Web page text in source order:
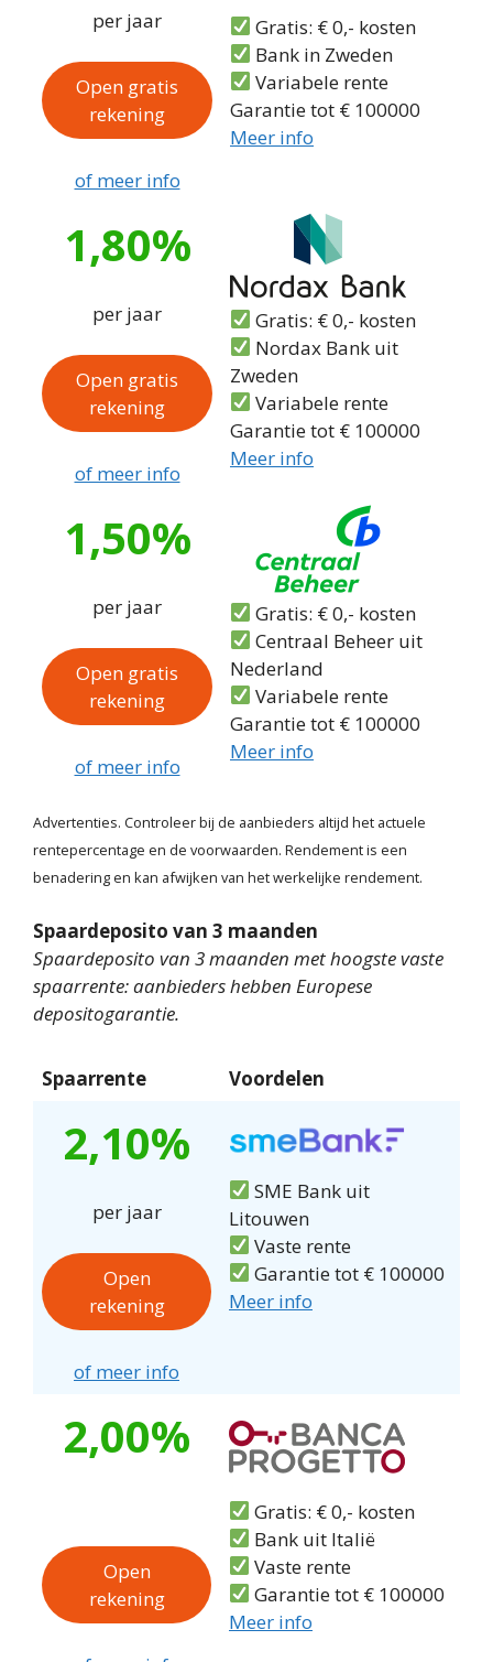
per jaar
Open gratis
rekening
of meer info
Gratis: € 0,- kosten
Bank in Zweden
Variabele rente
Garantie tot € 100000
Meer info
1,80%
per jaar
Open gratis
rekening
of meer info
Gratis: € 0,- kosten
Nordax Bank uit
Zweden
Variabele rente
Garantie tot € 100000
Meer info
1,50%
per jaar
Open gratis
rekening
of meer info
Gratis: € 0,- kosten
Centraal Beheer uit
Nederland
Variabele rente
Garantie tot € 100000
Meer info
Advertenties. Controleer bij de aanbieders altijd het actuele
rentepercentage en de voorwaarden. Rendement is een
benadering en kan afwijken van het werkelijke rendement.
Spaardeposito van 3 maanden
Spaardeposito van 3 maanden met hoogste vaste
spaarrente: aanbieders hebben Europese
depositogarantie.
Spaarrente Voordelen
2,10%
per jaar
Open
rekening
of meer info
SME Bank uit
Litouwen
Vaste rente
Garantie tot € 100000
Meer info
2,00%
Open
rekening
Gratis: € 0,- kosten
Bank uit Italië
Vaste rente
Garantie tot € 100000
Meer info